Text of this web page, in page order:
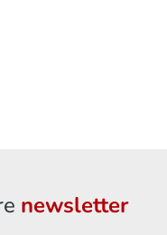
newsletter